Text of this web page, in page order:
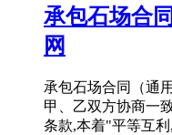
承包石场合
网
承包石场合同（通
甲、乙双方协商一
条款,本着"平等互